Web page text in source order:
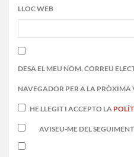
LLOC WEB
DESA EL MEU NOM, CORREU
NAVEGADOR PER A LA PRÒXIMA
HE LLEGIT I ACCEPTO LA
AVISEU-ME DEL